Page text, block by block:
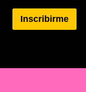
Inscribirme